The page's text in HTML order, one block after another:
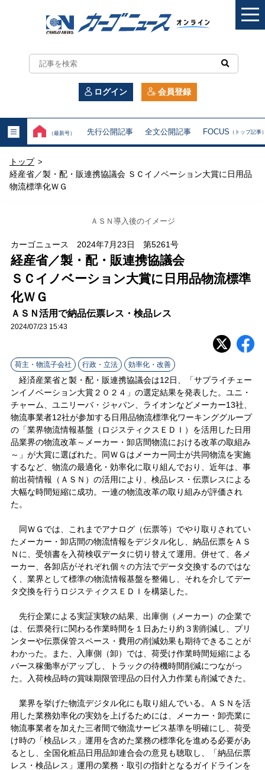
カ
ー
ニ
ュ
ー
ン
ラ
ン
ログイン 会員登録
（最新号） 先行公開記事 全文公開記事 FOCUS （トップ記事
トップ >
経産省／製・配・販連携協議会 ＳＣイノベーション大賞に日用品
物流標準化ＷＧ
ＡＳＮ導入後のイメージ
カーゴニュース 2024年7月23日 第5261号
経産省／製・配・販連携協議会
ＳＣイノベーション大賞に日用品物流標準
化ＷＧ
ＡＳＮ活用で納品伝票レス・検品レス
2024/07/23 15:43
荷主・物流子会社 行政・立法 効率化・改善
経済産業省と製・配・販連携協議会は12日、「サプライチェー
ンイノベーション大賞２０２４」の選定結果を発表した。ユニ・
チャーム、ユニリーバ・ジャパン、ライオンなどメーカー13社、
物流事業者12社が参加する日用品物流標準化ワーキンググループ
の「業界物流情報基盤（ロジスティクスＥＤＩ）を活用した日用
品業界の物流改革～メーカー・卸店間物流における改革の取組み
～」が大賞に選ばれた。同ＷＧはメーカー同士が共同物流を実施
するなど、物流の最適化・効率化に取り組んでおり、近年は、事
前出荷情報（ＡＳＮ）の活用により、検品レス・伝票レスによる
大幅な時間短縮に成功。一連の物流改革の取り組みが評価され
た。
同ＷＧでは、これまでアナログ（伝票等）でやり取りされてい
たメーカー・卸店間の物流情報をデジタル化し、納品伝票をＡＳ
Ｎに、受領書を入荷検収データに切り替えて運用。併せて、各メ
ーカー、各卸店がそれぞれ個々の方法でデータ交換するのではな
く、業界として標準の物流情報基盤を整備し、それを介してデー
タ交換を行うロジスティクスＥＤＩを構築した。
先行企業による実証実験の結果、出庫側（メーカー）の企業で
は、伝票発行に関わる作業時間を１日あたり約３割削減し、プリ
ンターや伝票保管スペース・費用の削減効果も期待できることが
わかった。また、入庫側（卸）では、荷受け作業時間短縮による
バース稼働率がアップし、トラックの待機時間削減につながっ
た。入荷検品時の賞味期限管理品の日付入力作業も削減できた。
業界を挙げた物流デジタル化にも取り組んでいる。ＡＳＮを活
用した業務効率化の実効を上げるためには、メーカー・卸売業に
物流事業者を加えた三者間で物流サービス基準を明確にし、荷受
け時の「検品レス」運用を含めた業務の標準化を進める必要があ
るとし、全国化粧品日用品卸連合会の意見も聴取し、「納品伝票
レス・検品レス」運用の業務・取引の指針となるガイドラインを